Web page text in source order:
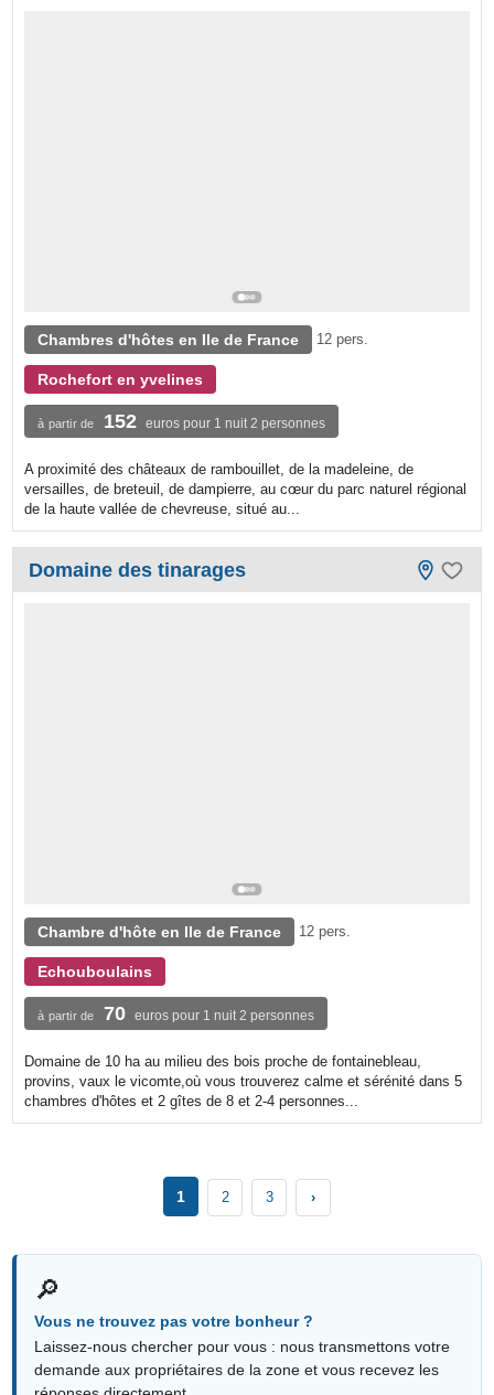
Chambres d'hôtes en Ile de France 12 pers.
Rochefort en yvelines
à partir de 152 euros pour 1 nuit 2 personnes
A proximité des châteaux de rambouillet, de la madeleine, de
versailles, de breteuil, de dampierre, au cœur du parc naturel régional
de la haute vallée de chevreuse, situé au...
Domaine des tinarages
Chambre d'hôte en Ile de France 12 pers.
Echouboulains
à partir de 70 euros pour 1 nuit 2 personnes
Domaine de 10 ha au milieu des bois proche de fontainebleau,
provins, vaux le vicomte,où vous trouverez calme et sérénité dans 5
chambres d'hôtes et 2 gîtes de 8 et 2-4 personnes...
1 2 3 ›
🔎
Vous ne trouvez pas votre bonheur ?
Laissez-nous chercher pour vous : nous transmettons votre
demande aux propriétaires de la zone et vous recevez les